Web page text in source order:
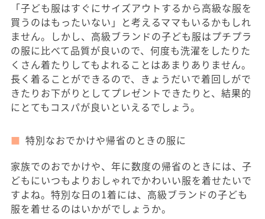
「子ども服はすぐにサイズアウトするから高級な服を
買うのはもったいない」と考えるママもいるかもしれ
ません。しかし、高級ブランドの子ども服はプチプラ
の服に比べて品質が良いので、何度も洗濯をしたりた
くさん着たりしてもよれることはあまりありません。
長く着ることができるので、きょうだいで着回しがで
きたりお下がりとしてプレゼントできたりと、結果的
にとてもコスパが良いといえるでしょう。
特別なおでかけや帰省のときの服に
家族でのおでかけや、年に数度の帰省のときには、子
どもにいつもよりおしゃれでかわいい服を着せたいで
すよね。特別な日の1着には、高級ブランドの子ども
服を着せるのはいかがでしょうか。